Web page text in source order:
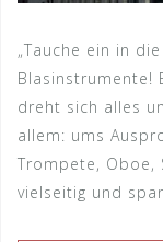
„Tauche ein in
Blasinstrumente!
dreht sich alles
allem: ums
Trompete, Oboe,
vielseitig und